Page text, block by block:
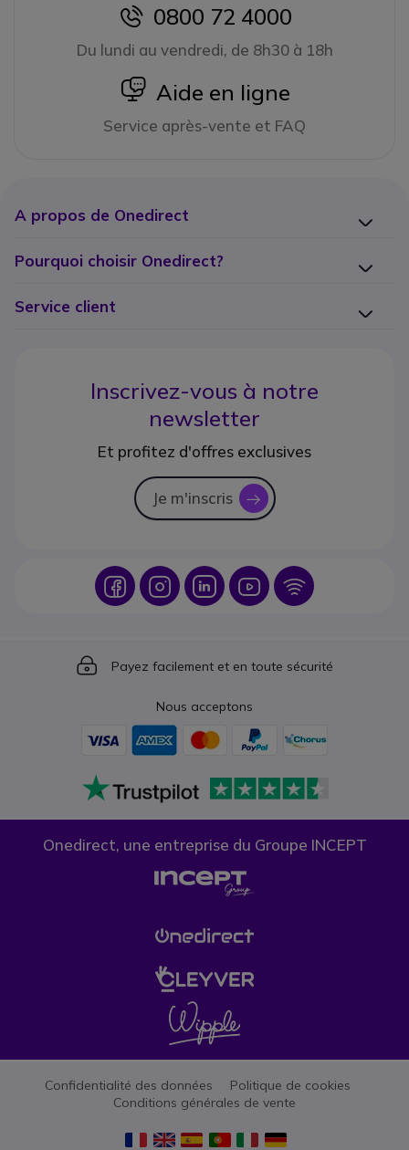
icon
0800 72 4000
Du lundi au vendredi, de 8h30 à 18h
icon
Aide en ligne
Service après-vente et FAQ
A propos de Onedirect
Pourquoi choisir Onedirect?
Service client
Inscrivez-vous à notre
newsletter
Et profitez d'offres exclusives
Je m'inscris icon
Icon IconIcon Icon Icon
Icon
Payez facilement et en toute sécurité
Nous acceptons
Onedirect, une entreprise du Groupe INCEPT
Confidentialité des données
Politique de cookies
Conditions générales de vente